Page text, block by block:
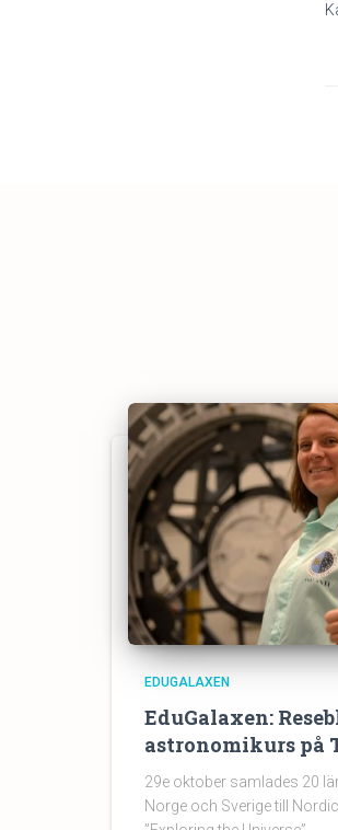
EDUGALAXEN
EduGalaxen:
astronomikurs på
29e oktober samlades 20
Norge och Sverige till Nordic